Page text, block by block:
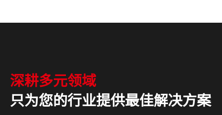
深耕多元领域
只为您的行业提供最佳解决方案